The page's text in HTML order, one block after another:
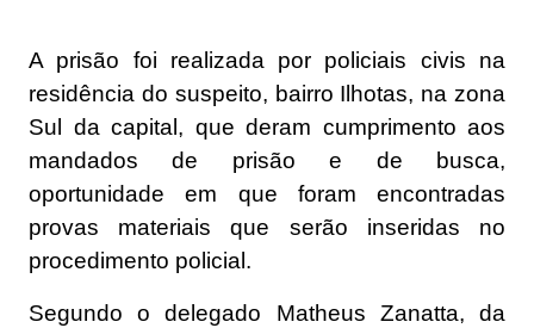
A prisão foi realizada por policiais civis na
residência do suspeito, bairro Ilhotas, na zona
Sul da capital, que deram cumprimento aos
mandados de prisão e de busca,
oportunidade em que foram encontradas
provas materiais que serão inseridas no
procedimento policial.
Segundo o delegado Matheus Zanatta, da